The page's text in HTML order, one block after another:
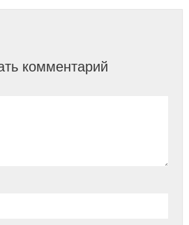
комментарий